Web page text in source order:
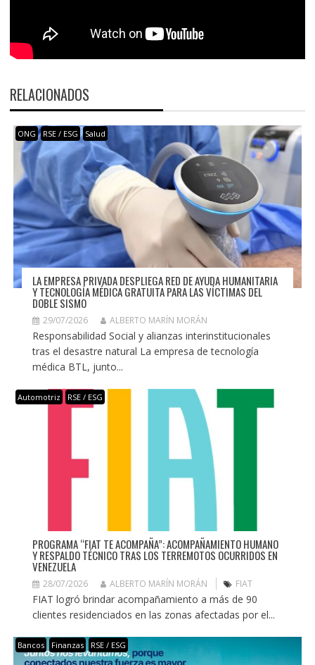
RELACIONADOS
ONG RSE / ESG Salud
LA EMPRESA PRIVADA DESPLIEGA RED DE AYUDA HUMANITARIA
Y TECNOLOGÍA MÉDICA GRATUITA PARA LAS VÍCTIMAS DEL
DOBLE SISMO
29/07/2026 ALBERTO MARÍN MORÁN
Responsabilidad Social y alianzas interinstitucionales
tras el desastre natural La empresa de tecnología
médica BTL, junto...
Automotriz RSE / ESG
PROGRAMA “FIAT TE ACOMPAÑA”: ACOMPAÑAMIENTO HUMANO
Y RESPALDO TÉCNICO TRAS LOS TERREMOTOS OCURRIDOS EN
VENEZUELA
28/07/2026 ALBERTO MARÍN MORÁN FIAT
FIAT logró brindar acompañamiento a más de 90
clientes residenciados en las zonas afectadas por el...
Bancos Finanzas RSE / ESG